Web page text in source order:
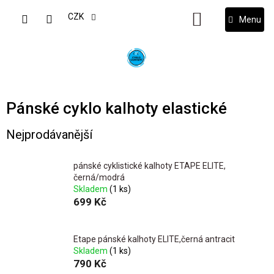
CZK
NÁKUPNÍ
KOŠÍK
Pánské cyklo kalhoty elastické
Nejprodávanější
pánské cyklistické kalhoty ETAPE ELITE,
černá/modrá
Skladem (1 ks)
699 Kč
Etape pánské kalhoty ELITE,černá antracit
Skladem (1 ks)
790 Kč